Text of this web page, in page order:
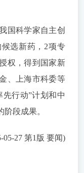
科学家自主创
选新药，2项专
权，得到国家新
、上海市科委等
行动”计划和中
段成果。
05-27 第1版 要闻)